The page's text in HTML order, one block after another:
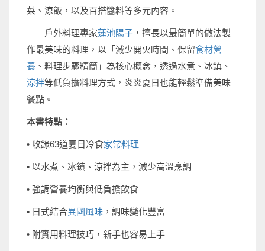
菜、涼飯，以及百搭醬料等多元內容。
戶外料理專家蓮池陽子 ，擅長以最簡單的做法製
作最美味的料理，以「減少開火時間、保留食材營
養 、料理步驟精簡」為核心概念，透過水煮、冰鎮、
涼拌等低負擔料理方式，炎炎夏日也能輕鬆準備美味
餐點。
本書特點：
• 收錄63道夏日冷食家常料理
• 以水煮、冰鎮、涼拌為主，減少高溫烹調
• 強調營養均衡與低負擔飲食
• 日式結合異國風味 ，調味變化豐富
• 附實用料理技巧，新手也容易上手